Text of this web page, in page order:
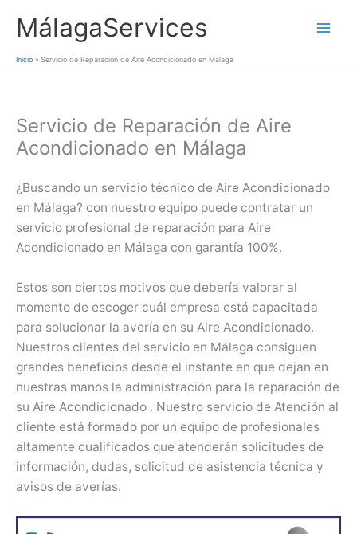
MálagaServices
Inicio Servicio de Reparación de Aire Acondicionado en Málaga
Servicio de Reparación de Aire
Acondicionado en Málaga
¿Buscando un servicio técnico de Aire Acondicionado
en Málaga? con nuestro equipo puede contratar un
servicio profesional de reparación para Aire
Acondicionado en Málaga con garantía 100%.
Estos son ciertos motivos que debería valorar al
momento de escoger cuál empresa está capacitada
para solucionar la avería en su Aire Acondicionado.
Nuestros clientes del servicio en Málaga consiguen
grandes beneficios desde el instante en que dejan en
nuestras manos la administración para la reparación de
su Aire Acondicionado . Nuestro servicio de Atención al
cliente está formado por un equipo de profesionales
altamente cualificados que atenderán solicitudes de
información, dudas, solicitud de asistencia técnica y
avisos de averías.